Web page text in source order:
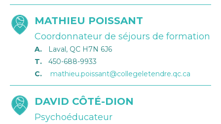
MATHIEU POISSANT
Coordonnateur de séjours de formation
A.
Laval, QC H7N 6J6
T.
450-688-9933
C.
mathieu.poissant@collegeletendre.qc.ca
DAVID CÔTÉ-DION
Psychoéducateur